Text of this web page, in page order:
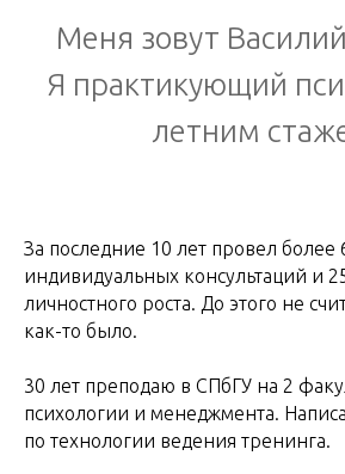
Меня зовут
Я практикующий
летним
За последние 10 лет провел более
индивидуальных консультаций и
личностного роста. До этого не
как-то было.
30 лет преподаю в СПбГУ на 2
психологии и менеджмента.
по технологии ведения тренинга.